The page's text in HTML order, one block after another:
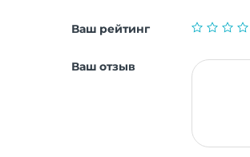
Ваш рейтинг
Ваш отзыв